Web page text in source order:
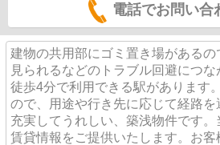
電話でお問い合
建物の共用部にゴミ置き場がある
見られるなどのトラブル回避につな
徒歩4分で利用できる駅があります
ので、用途や行き先に応じて経路
充実してうれしい、築浅物件です
賃貸情報をご提供いたします。お